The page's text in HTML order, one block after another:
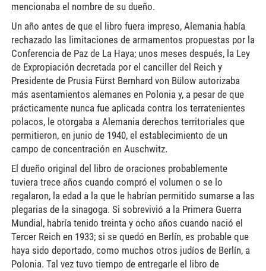
mencionaba el nombre de su dueño.
Un año antes de que el libro fuera impreso, Alemania había
rechazado las limitaciones de armamentos propuestas por la
Conferencia de Paz de La Haya; unos meses después, la Ley
de Expropiación decretada por el canciller del Reich y
Presidente de Prusia Fürst Bernhard von Bülow autorizaba
más asentamientos alemanes en Polonia y, a pesar de que
prácticamente nunca fue aplicada contra los terratenientes
polacos, le otorgaba a Alemania derechos territoriales que
permitieron, en junio de 1940, el establecimiento de un
campo de concentración en Auschwitz.
El dueño original del libro de oraciones probablemente
tuviera trece años cuando compró el volumen o se lo
regalaron, la edad a la que le habrían permitido sumarse a las
plegarias de la sinagoga. Si sobrevivió a la Primera Guerra
Mundial, habría tenido treinta y ocho años cuando nació el
Tercer Reich en 1933; si se quedó en Berlín, es probable que
haya sido deportado, como muchos otros judíos de Berlín, a
Polonia. Tal vez tuvo tiempo de entregarle el libro de